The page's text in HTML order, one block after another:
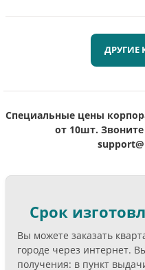
ДРУГИЕ
Специальные цены
от 10шт. Звоните
Срок
Вы можете заказать
городе через интернет.
получения: в пункт